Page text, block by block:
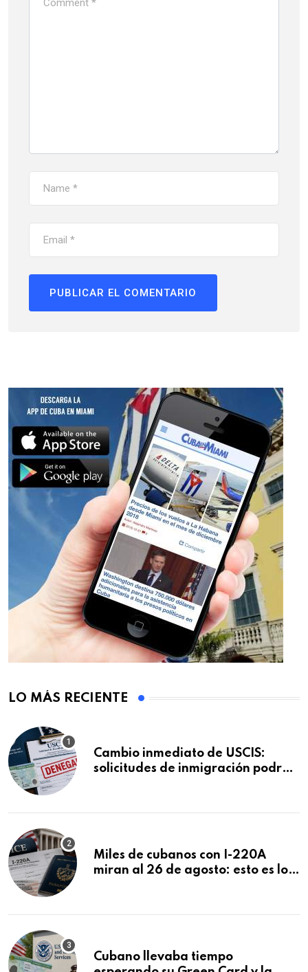
LO MÁS RECIENTE
Cambio inmediato de USCIS:
solicitudes de inmigración podrán
Miles de cubanos con I-220A
miran al 26 de agosto: esto es lo
Cubano llevaba tiempo